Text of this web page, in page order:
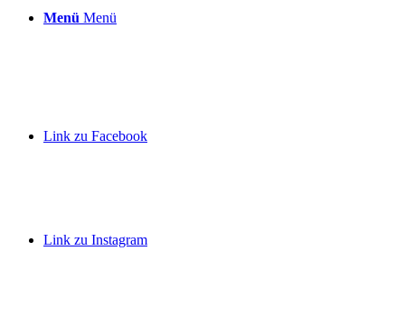
Menü Menü
Link zu Facebook
Link zu Instagram